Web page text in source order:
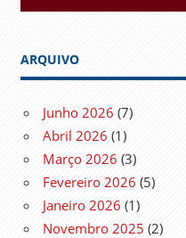
ARQUIVO
Junho 2026 (7)
Abril 2026 (1)
Março 2026 (3)
Fevereiro 2026 (5)
Janeiro 2026 (1)
Novembro 2025 (2)